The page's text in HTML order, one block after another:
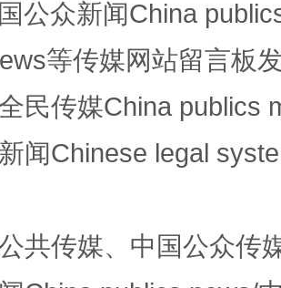
比不上好声名
与雪山、麦地、白藏房
公众新闻China
等传媒网站留言板
民传媒China publics
闻Chinese legal
共传媒、中国公众传